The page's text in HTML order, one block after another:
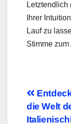
Letztendlich
Ihrer
Lauf zu
Stimme
die Welt